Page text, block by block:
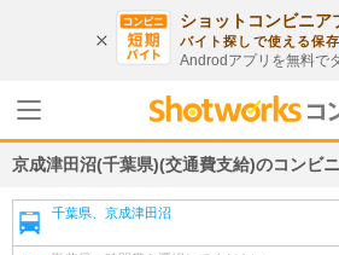
ショットコンビニア
バイト探しで使える保
Androdアプリを無料で
京成津田沼(千葉県)(交通費支給)のコンビ
千葉県、京成津田沼